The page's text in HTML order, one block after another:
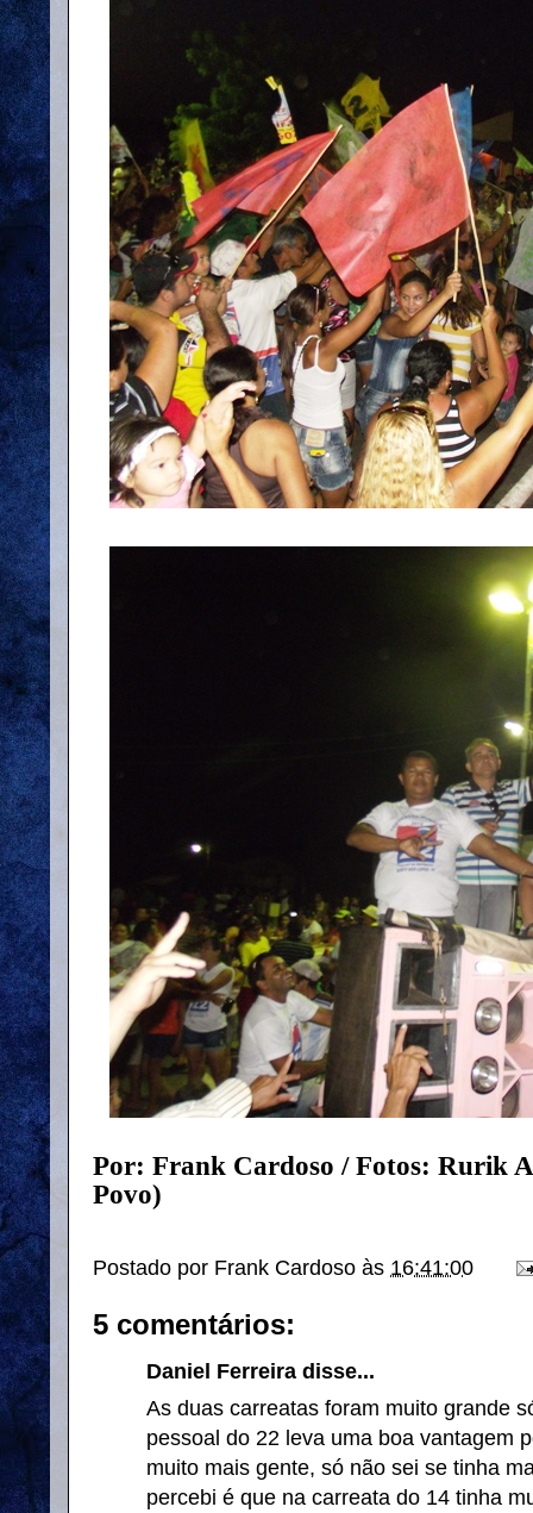
Por: Frank Cardoso / Fotos: Rurik
Povo)
Postado por Frank Cardoso às 16:41:00
5 comentários:
Daniel Ferreira disse...
As duas carreatas foram muito grande
pessoal do 22 leva uma boa vantagem
muito mais gente, só não sei se tinha
percebi é que na carreata do 14 tinha